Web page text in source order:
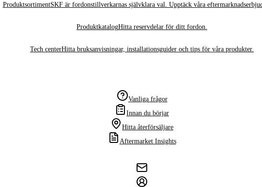
ProduktsortimentSKF är fordonstillverkarnas självklara val. Upptäck våra
ProduktkatalogHitta reservdelar för ditt fordon.
Tech centerHitta bruksanvisningar, installationsguider och tips för våra produkter.
Vanliga frågor
Innan du börjar
Hitta återförsäljare
Aftermarket Insights